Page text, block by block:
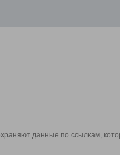
данные по ссылкам,